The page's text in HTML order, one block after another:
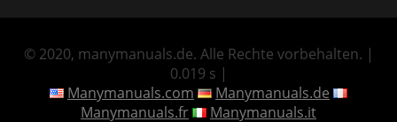
© 2020, manymanuals.de. Alle Rechte vorbehalten. |
0.019 s |
Manymanuals.com
Manymanuals.de
Manymanuals.fr
Manymanuals.it